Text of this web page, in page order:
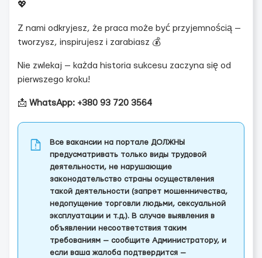
💖
Z nami odkryjesz, że praca może być przyjemnością —
tworzysz, inspirujesz i zarabiasz 💰
Nie zwlekaj — każda historia sukcesu zaczyna się od
pierwszego kroku!
📩 WhatsApp: +380 93 720 3564
Все вакансии на портале ДОЛЖНЫ
предусматривать только виды трудовой
деятельности, не нарушающие
законодательство страны осуществления
такой деятельности (запрет мошенничества,
недопущение торговли людьми, сексуальной
эксплуатации и т.д.). В случае выявления в
объявлении несоответствия таким
требованиям — сообщите Администратору, и
если ваша жалоба подтвердится —